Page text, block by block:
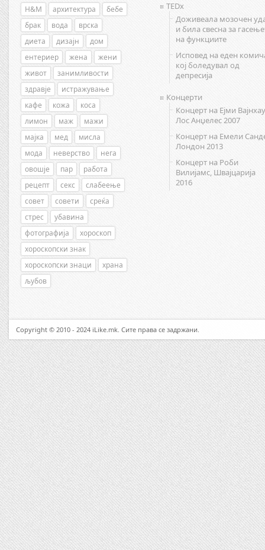
H&M архитектура
бебе
брак
вода
врска
диета
дизајн
дом
ентериер
жена
жени
живот
занимливости
здравје
истражување
кафе
кожа
коса
лимон
маж
мажи
мајка
мед
мисла
мода
неверство
нега
овошје
пар
работа
рецепт
секс
слабеење
совет
совети
среќа
стрес
убавина
фотографија
хороскоп
хороскопски знак
хороскопски знаци
храна
љубов
TEDx
Доживеала мозочен
и била свесна за
на функциите
Исповед на еден
кој боледувал од
депресија
Концерти
Концерт на Ејми
Лос Анџелес 2007
Концерт на Емели
Лондон 2013
Концерт на Роби
Вилијамс, Швајцарија
2016
Copyright © 2010 - 2024 iLike.mk. Сите права се задржани.